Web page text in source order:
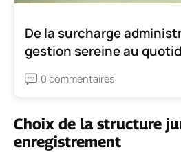
De la surcharge
gestion sereine au
0 commentaires
Choix de la structure
enregistrement